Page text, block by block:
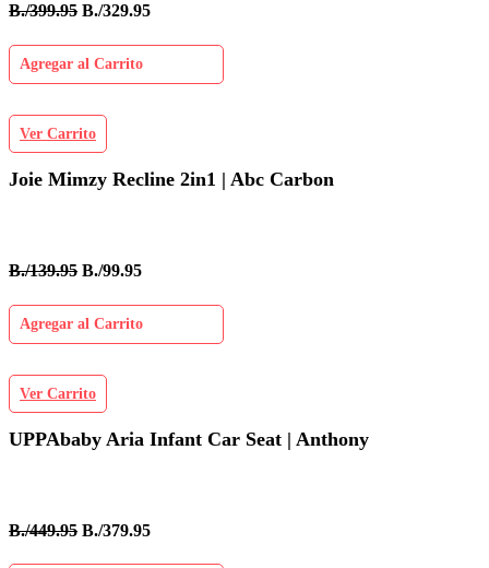
B./399.95 B./329.95
Agregar al Carrito
Ver Carrito
Joie Mimzy Recline 2in1 | Abc Carbon
B./139.95 B./99.95
Agregar al Carrito
Ver Carrito
UPPAbaby Aria Infant Car Seat | Anthony
B./449.95 B./379.95